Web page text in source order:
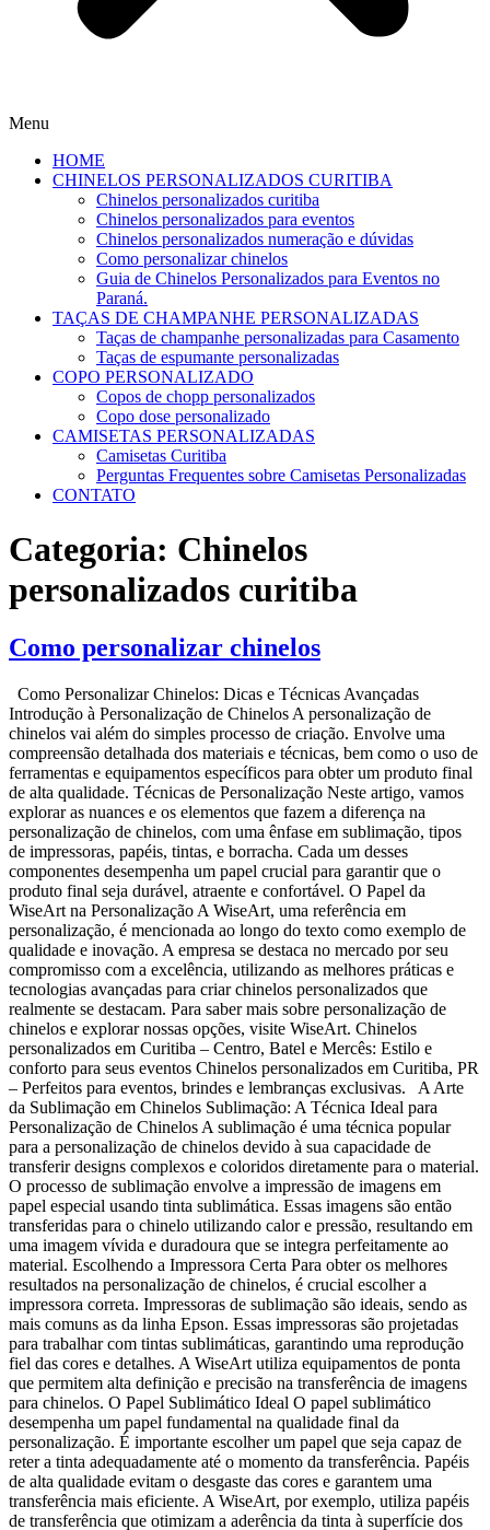
Menu
HOME
CHINELOS PERSONALIZADOS CURITIBA
Chinelos personalizados curitiba
Chinelos personalizados para eventos
Chinelos personalizados numeração e dúvidas
Como personalizar chinelos
Guia de Chinelos Personalizados para Eventos no
Paraná.
TAÇAS DE CHAMPANHE PERSONALIZADAS
Taças de champanhe personalizadas para Casamento
Taças de espumante personalizadas
COPO PERSONALIZADO
Copos de chopp personalizados
Copo dose personalizado
CAMISETAS PERSONALIZADAS
Camisetas Curitiba
Perguntas Frequentes sobre Camisetas Personalizadas
CONTATO
Categoria: Chinelos
personalizados curitiba
Como personalizar chinelos
Como Personalizar Chinelos: Dicas e Técnicas Avançadas
Introdução à Personalização de Chinelos A personalização de
chinelos vai além do simples processo de criação. Envolve uma
compreensão detalhada dos materiais e técnicas, bem como o uso de
ferramentas e equipamentos específicos para obter um produto final
de alta qualidade. Técnicas de Personalização Neste artigo, vamos
explorar as nuances e os elementos que fazem a diferença na
personalização de chinelos, com uma ênfase em sublimação, tipos
de impressoras, papéis, tintas, e borracha. Cada um desses
componentes desempenha um papel crucial para garantir que o
produto final seja durável, atraente e confortável. O Papel da
WiseArt na Personalização A WiseArt, uma referência em
personalização, é mencionada ao longo do texto como exemplo de
qualidade e inovação. A empresa se destaca no mercado por seu
compromisso com a excelência, utilizando as melhores práticas e
tecnologias avançadas para criar chinelos personalizados que
realmente se destacam. Para saber mais sobre personalização de
chinelos e explorar nossas opções, visite WiseArt. Chinelos
personalizados em Curitiba – Centro, Batel e Mercês: Estilo e
conforto para seus eventos Chinelos personalizados em Curitiba, PR
– Perfeitos para eventos, brindes e lembranças exclusivas. A Arte
da Sublimação em Chinelos Sublimação: A Técnica Ideal para
Personalização de Chinelos A sublimação é uma técnica popular
para a personalização de chinelos devido à sua capacidade de
transferir designs complexos e coloridos diretamente para o material.
O processo de sublimação envolve a impressão de imagens em
papel especial usando tinta sublimática. Essas imagens são então
transferidas para o chinelo utilizando calor e pressão, resultando em
uma imagem vívida e duradoura que se integra perfeitamente ao
material. Escolhendo a Impressora Certa Para obter os melhores
resultados na personalização de chinelos, é crucial escolher a
impressora correta. Impressoras de sublimação são ideais, sendo as
mais comuns as da linha Epson. Essas impressoras são projetadas
para trabalhar com tintas sublimáticas, garantindo uma reprodução
fiel das cores e detalhes. A WiseArt utiliza equipamentos de ponta
que permitem alta definição e precisão na transferência de imagens
para chinelos. O Papel Sublimático Ideal O papel sublimático
desempenha um papel fundamental na qualidade final da
personalização. É importante escolher um papel que seja capaz de
reter a tinta adequadamente até o momento da transferência. Papéis
de alta qualidade evitam o desgaste das cores e garantem uma
transferência mais eficiente. A WiseArt, por exemplo, utiliza papéis
de transferência que otimizam a aderência da tinta à superfície dos